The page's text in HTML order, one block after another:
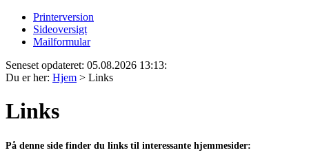
Printerversion
Sideoversigt
Mailformular
Seneset opdateret: 05.08.2026 13:13:
Du er her: Hjem > Links
Links
På denne side finder du links til interessante hjemmesider: